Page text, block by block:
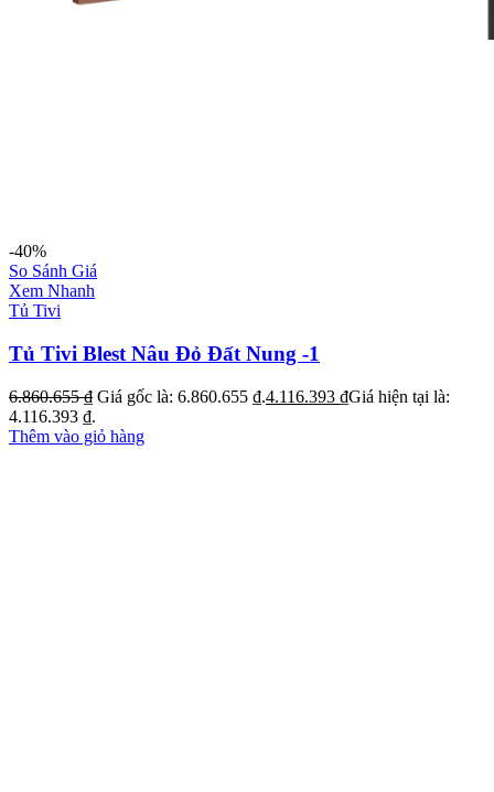
-40%
So Sánh Giá
Xem Nhanh
Tủ Tivi
Tủ Tivi Blest Nâu Đỏ Đất Nung -1
6.860.655₫ Giá gốc là: 6.860.655 ₫.4.116.393 ₫Giá hiện tại là:
4.116.393 ₫.
Thêm vào giỏ hàng